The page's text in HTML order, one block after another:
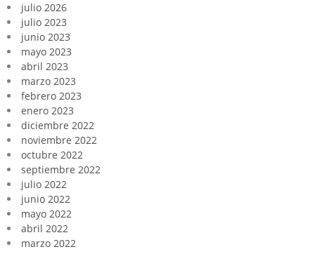
julio 2026
julio 2023
junio 2023
mayo 2023
abril 2023
marzo 2023
febrero 2023
enero 2023
diciembre 2022
noviembre 2022
octubre 2022
septiembre 2022
julio 2022
junio 2022
mayo 2022
abril 2022
marzo 2022